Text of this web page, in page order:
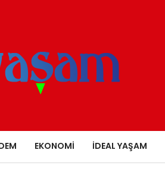
EKONOMI İDEAL YAŞAM